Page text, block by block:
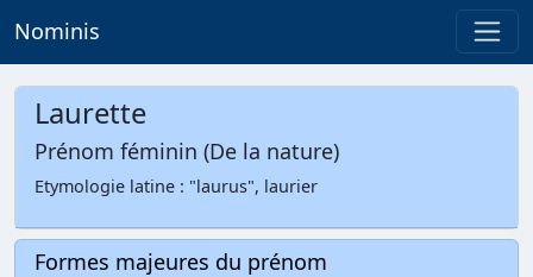
Nominis
Laurette
Prénom féminin (De la nature)
Etymologie latine : "laurus", laurier
Formes majeures du prénom